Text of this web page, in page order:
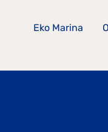
Eko Marina